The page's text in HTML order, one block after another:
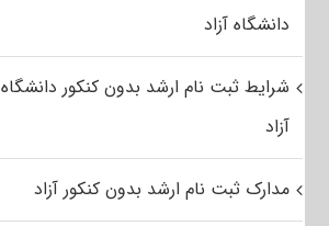
دانشگاه آزاد
شرایط ثبت نام ارشد بدون کنکور دانشگاه
آزاد
مدارک ثبت نام ارشد بدون کنکور آزاد